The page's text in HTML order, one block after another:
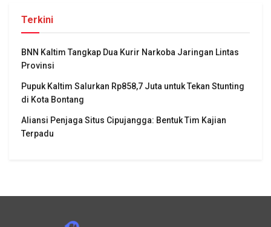
Terkini
BNN Kaltim Tangkap Dua Kurir Narkoba Jaringan Lintas
Provinsi
Pupuk Kaltim Salurkan Rp858,7 Juta untuk Tekan Stunting
di Kota Bontang
Aliansi Penjaga Situs Cipujangga: Bentuk Tim Kajian
Terpadu